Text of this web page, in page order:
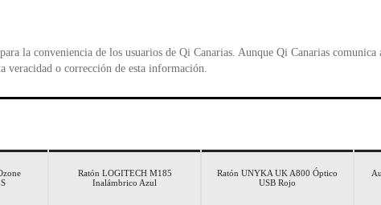
la conveniencia de los usuarios de Qi Canarias. Aunque Qi Canarias
veracidad o corrección de esta información.
Ratón LOGITECH M185
Inalámbrico Azul
Ratón UNYKA UK A800 Óptico
USB Rojo